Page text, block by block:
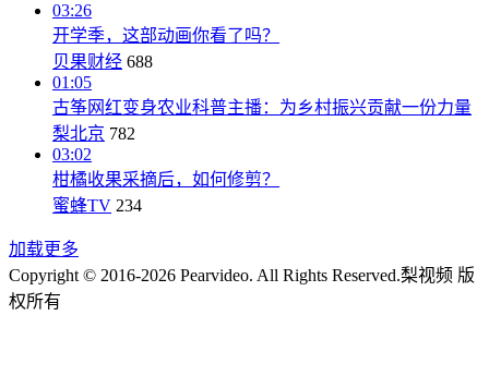
03:26
开学季，这部动画你看了吗？
贝果财经 688
01:05
古筝网红变身农业科普主播：为乡村振兴贡献一份力量
梨北京 782
03:02
柑橘收果采摘后，如何修剪？
蜜蜂TV 234
加载更多
Copyright © 2016-2026 Pearvideo. All Rights Reserved.梨视频 版
权所有